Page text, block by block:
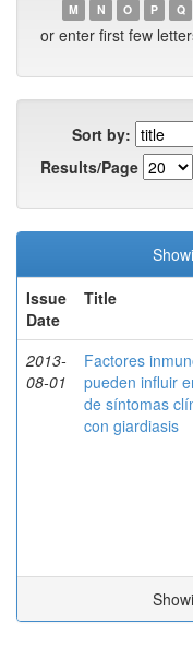
M
N O P Q
or enter first few
Sort by:
Results/Page
Issue
Date
Title
2013-
08-01
Factores
pueden influir
de síntomas
con giardiasis